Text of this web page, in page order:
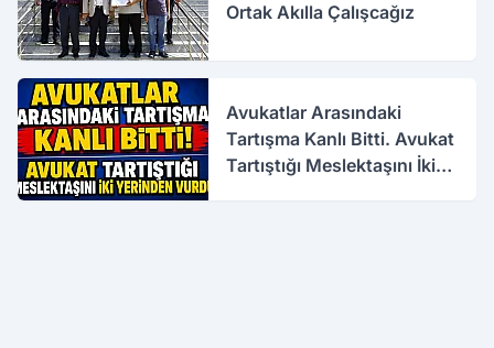
Ortak Akılla Çalışcağız
Avukatlar Arasındaki
Tartışma Kanlı Bitti. Avukat
Tartıştığı Meslektaşını İki